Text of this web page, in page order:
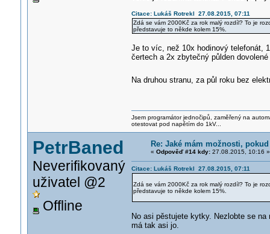
Citace: Lukáš Rotrekl 27.08.2015, 07:11
Zdá se vám 2000Kč za rok malý rozdíl? To je
představuje to někde kolem 15%.
Je to víc, než 10x hodinový telefonát,
čertech a 2x zbytečný půlden
Na druhou stranu, za půl roku bez
Jsem programátor jednočipů, zaměřený na
otestovat pod napětím do 1kV...
PetrBaned
Neverifikovaný
uživatel @2
Offline
Re: Jaké mám možnosti,
« Odpověď #14 kdy:27.08.2015, 10:16 »
Citace: Lukáš Rotrekl 27.08.2015, 07:11
Zdá se vám 2000Kč za rok malý rozdíl? To je
představuje to někde kolem 15%.
No asi pěstujete kytky. Nezlobte se
má tak asi jo.